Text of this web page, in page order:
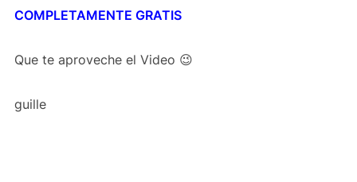
COMPLETAMENTE GRATIS
Que te aproveche el Video 😉
guille